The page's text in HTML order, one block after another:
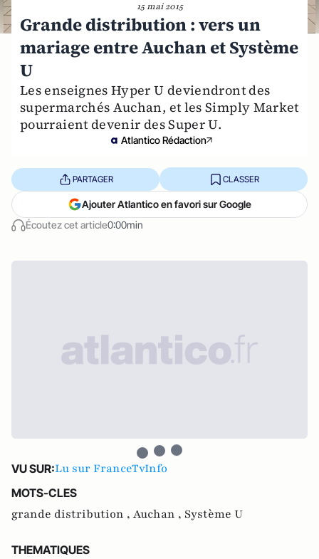
15 mai 2015
Grande distribution : vers un
mariage entre Auchan et Système
U
Les enseignes Hyper U deviendront des
supermarchés Auchan, et les Simply Market
pourraient devenir des Super U.
Atlantico Rédaction
Écoutez cet article0:00min
PARTAGER CLASSER
Ajouter Atlantico en favori sur Google
VU SUR:Lu sur FranceTvInfo
MOTS-CLES
grande distribution , Auchan , Système U
THEMATIQUES